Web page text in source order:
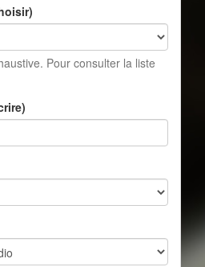
Pour consulter la liste